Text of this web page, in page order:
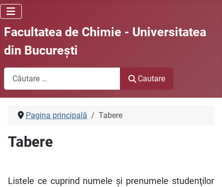
Facultatea de Chimie - Universitatea
din Bucureşti
Cautare
Cautare
Pagina principală Tabere
Tabere
Listele ce cuprind numele şi prenumele studenţilor